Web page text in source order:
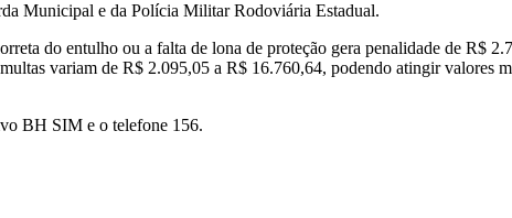
Municipal e da Polícia Militar Rodoviária Estadual.
do entulho ou a falta de lona de proteção gera penalidade de R$
variam de R$ 2.095,05 a R$ 16.760,64, podendo atingir valores
BH SIM e o telefone 156.